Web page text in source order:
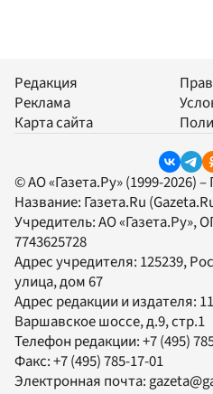
Редакция
Реклама
Карта сайта
© АО «Газета.Ру» (1999-2026)
Название: Газета.Ru
Учредитель:АО «Газета.Ру»,
7743625728
Адрес учредителя: 125239,
улица, дом 67
Адрес редакции и издателя:
Варшавское шоссе, д.9, стр.1
Телефон редакции:+7 (495)
Факс:+7 (495) 785-17-01
Электронная почта: